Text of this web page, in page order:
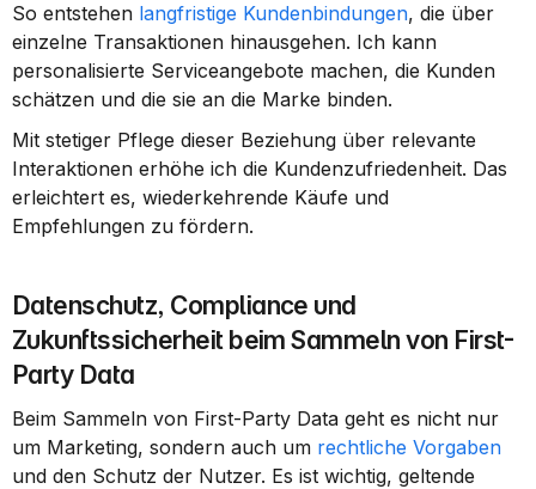
So entstehen langfristige Kundenbindungen, die über
einzelne Transaktionen hinausgehen. Ich kann
personalisierte Serviceangebote machen, die Kunden
schätzen und die sie an die Marke binden.
Mit stetiger Pflege dieser Beziehung über relevante
Interaktionen erhöhe ich die Kundenzufriedenheit. Das
erleichtert es, wiederkehrende Käufe und
Empfehlungen zu fördern.
Datenschutz, Compliance und
Zukunftssicherheit beim Sammeln von First-
Party Data
Beim Sammeln von First-Party Data geht es nicht nur
um Marketing, sondern auch um rechtliche Vorgaben
und den Schutz der Nutzer. Es ist wichtig, geltende